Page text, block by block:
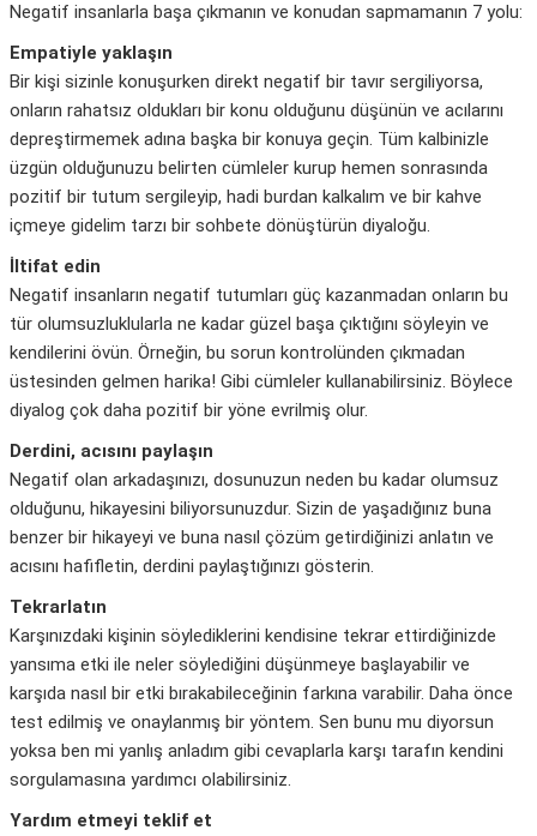
Negatif insanlarla başa çıkmanın ve konudan sapmamanın 7 yolu:
Empatiyle yaklaşın
Bir kişi sizinle konuşurken direkt negatif bir tavır sergiliyorsa,
onların rahatsız oldukları bir konu olduğunu düşünün ve acılarını
depreştirmemek adına başka bir konuya geçin. Tüm kalbinizle
üzgün olduğunuzu belirten cümleler kurup hemen sonrasında
pozitif bir tutum sergileyip, hadi burdan kalkalım ve bir kahve
içmeye gidelim tarzı bir sohbete dönüştürün diyaloğu.
İltifat edin
Negatif insanların negatif tutumları güç kazanmadan onların bu
tür olumsuzluklularla ne kadar güzel başa çıktığını söyleyin ve
kendilerini övün. Örneğin, bu sorun kontrolünden çıkmadan
üstesinden gelmen harika! Gibi cümleler kullanabilirsiniz. Böylece
diyalog çok daha pozitif bir yöne evrilmiş olur.
Derdini, acısını paylaşın
Negatif olan arkadaşınızı, dosunuzun neden bu kadar olumsuz
olduğunu, hikayesini biliyorsunuzdur. Sizin de yaşadığınız buna
benzer bir hikayeyi ve buna nasıl çözüm getirdiğinizi anlatın ve
acısını hafifletin, derdini paylaştığınızı gösterin.
Tekrarlatın
Karşınızdaki kişinin söylediklerini kendisine tekrar ettirdiğinizde
yansıma etki ile neler söylediğini düşünmeye başlayabilir ve
karşıda nasıl bir etki bırakabileceğinin farkına varabilir. Daha önce
test edilmiş ve onaylanmış bir yöntem. Sen bunu mu diyorsun
yoksa ben mi yanlış anladım gibi cevaplarla karşı tarafın kendini
sorgulamasına yardımcı olabilirsiniz.
Yardım etmeyi teklif et